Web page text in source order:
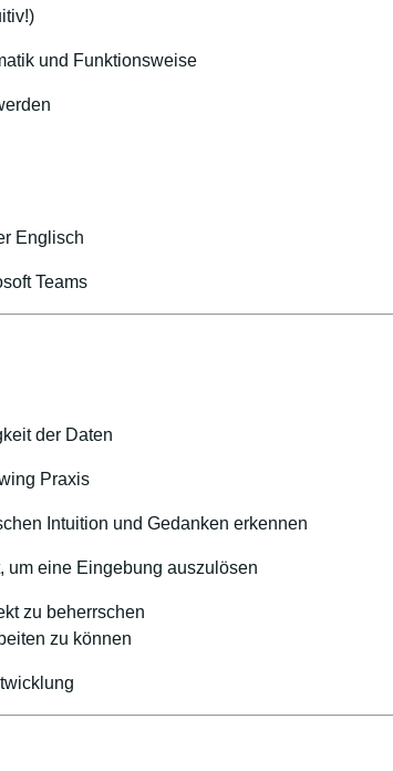
und Funktionsweise
Englisch
Teams
der Daten
Praxis
Intuition und Gedanken erkennen
um eine Eingebung auszulösen
zu beherrschen
zu können